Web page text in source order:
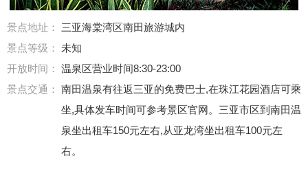
景点地址：
三亚海棠湾区南田旅游城内
景点等级： 未知
开放时间： 温泉区营业时间8:30-23:00
景点交通： 南田温泉有往返三亚的免费巴士,在珠江花园酒店可乘
坐,具体发车时间可参考景区官网。三亚市区到南田温
泉坐出租车150元左右,从亚龙湾坐出租车100元左
右。